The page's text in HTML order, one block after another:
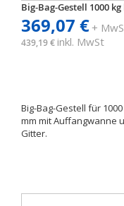
Big-Bag-Gestell 1000 kg
369,07 €+
439,19 € inkl. MwSt
Big-Bag-Gestell für
mm mit Auffangwanne
Gitter.